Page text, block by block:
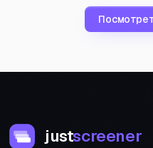
justscreener